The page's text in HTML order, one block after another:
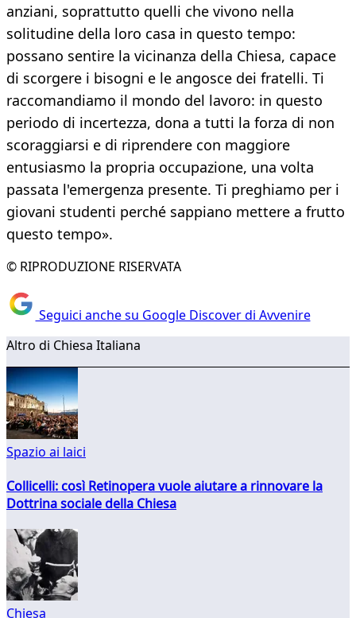
anziani, soprattutto quelli che vivono nella
solitudine della loro casa in questo tempo:
possano sentire la vicinanza della Chiesa, capace
di scorgere i bisogni e le angosce dei fratelli. Ti
raccomandiamo il mondo del lavoro: in questo
periodo di incertezza, dona a tutti la forza di non
scoraggiarsi e di riprendere con maggiore
entusiasmo la propria occupazione, una volta
passata l'emergenza presente. Ti preghiamo per i
giovani studenti perché sappiano mettere a frutto
questo tempo».
© RIPRODUZIONE RISERVATA
Seguici anche su Google Discover di Avvenire
Altro di Chiesa Italiana
Spazio ai laici
Collicelli: così Retinopera vuole aiutare a rinnovare la
Dottrina sociale della Chiesa
Chiesa